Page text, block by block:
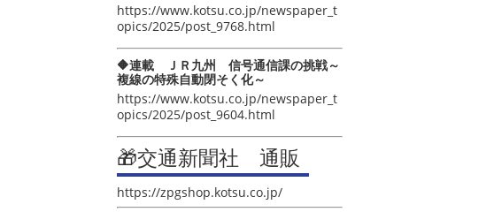
https://www.kotsu.co.jp/newspaper_t
opics/2025/post_9768.html
🔶連載 ＪＲ九州 信号通信課の挑戦～
複線の特殊自動閉そく化～
https://www.kotsu.co.jp/newspaper_t
opics/2025/post_9604.html
🎁交通新聞社 通販
https://zpgshop.kotsu.co.jp/